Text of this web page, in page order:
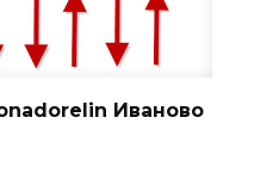
Иваново